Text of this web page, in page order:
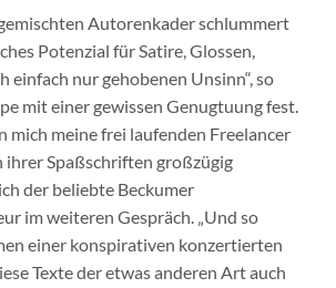
Autorenkader schlummert
Potenzial für Satire, Glossen,
einfach nur gehobenen Unsinn“, so
mit einer gewissen Genugtuung fest.
mich meine frei laufenden Freelancer
ihrer Spaßschriften großzügig
der beliebte Beckumer
im weiteren Gespräch. „Und so
einer konspirativen konzertierten
Texte der etwas anderen Art auch